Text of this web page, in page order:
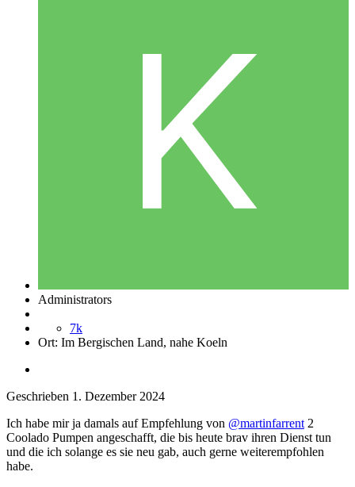
Administrators
7k
Ort: Im Bergischen Land, nahe Koeln
Geschrieben 1. Dezember 2024
Ich habe mir ja damals auf Empfehlung von @martinfarrent 2
Coolado Pumpen angeschafft, die bis heute brav ihren Dienst tun
und die ich solange es sie neu gab, auch gerne weiterempfohlen
habe.